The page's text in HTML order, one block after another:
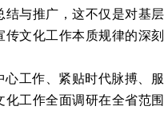
结与推广，这不仅是对基层
文化工作本质规律的深刻
工作、紧贴时代脉搏、服
工作全面调研在全省范围